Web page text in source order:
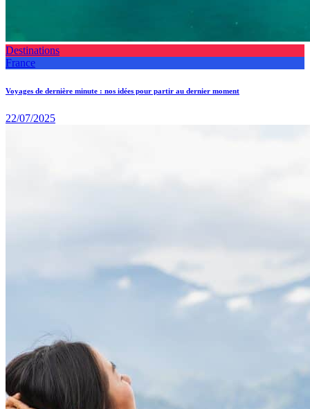
Destinations
France
Voyages de dernière minute : nos idées pour partir au dernier moment
22/07/2025